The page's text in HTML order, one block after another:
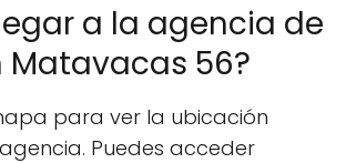
a la agencia de
Matavacas 56?
para ver la ubicación
Puedes acceder